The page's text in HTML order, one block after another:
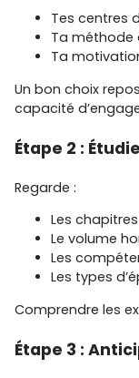
Tes centres
Ta méthode
Ta
Un bon choix
capacité
Étape 2 :
Regarde :
Les
Le volume
Les
Les types
Comprendre les
Étape 3 :